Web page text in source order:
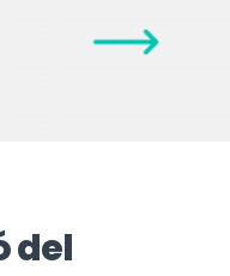
del